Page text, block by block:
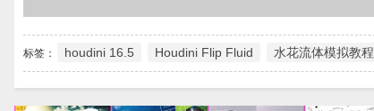
标签： houdini 16.5 Houdini Flip Fluid 水花流体模拟教程